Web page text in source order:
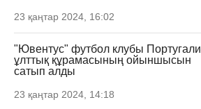
23 қаңтар 2024, 16:02
"Ювентус" футбол клубы
ұлттық құрамасының ойыншысын
сатып алды
23 қаңтар 2024, 14:18